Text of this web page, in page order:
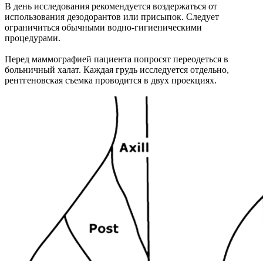
В день исследования рекомендуется воздержаться от
использования дезодорантов или присыпок. Следует
ограничиться обычными водно-гигиеническими
процедурами.
Перед маммографией пациента попросят переодеться в
больничный халат. Каждая грудь исследуется отдельно,
рентгеновская съемка проводится в двух проекциях.